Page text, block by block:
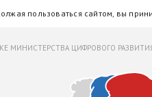
пользоваться сайтом, вы
МИНИСТЕРСТВА ЦИФРОВОГО